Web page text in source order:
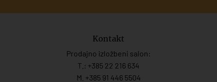
Kontakt
Prodajno izložbeni salon:
T.: +385 22 216 634
M. +385 91 446 5504